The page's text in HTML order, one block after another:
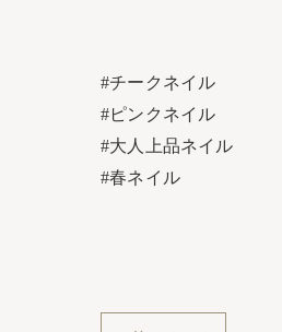
#チークネイル
#ピンクネイル
#大人上品ネイル
#春ネイル